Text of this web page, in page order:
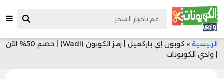
الرئيسية »
كوبون إي باركفيل | رمز الكوبون (Wadi) | خصم 50% الآن
| وادي الكوبونات